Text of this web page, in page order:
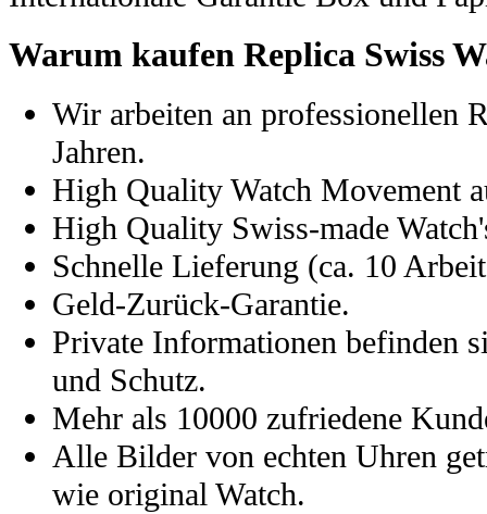
Warum kaufen Replica Swiss
Wir arbeiten an professionellen
Jahren.
High Quality Watch Movement
High Quality Swiss-made
Schnelle Lieferung (ca. 10
Geld-Zurück-Garantie.
Private Informationen befinden
und Schutz.
Mehr als 10000 zufriedene
Alle Bilder von echten Uhren
wie original Watch.